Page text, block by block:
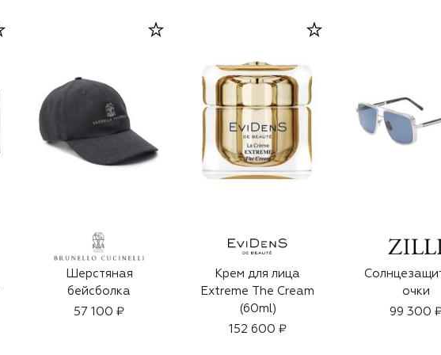
Шерстяная
бейсболка
57 100 ₽
Крем для лица
Extreme The Cream
(60ml)
152 600 ₽
очки
99 300